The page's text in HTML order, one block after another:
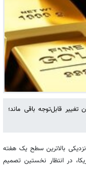
قابل‌توجه باقی ماند؛
بالاترین سطح یک هفته
در انتظار نخستین تصمیم